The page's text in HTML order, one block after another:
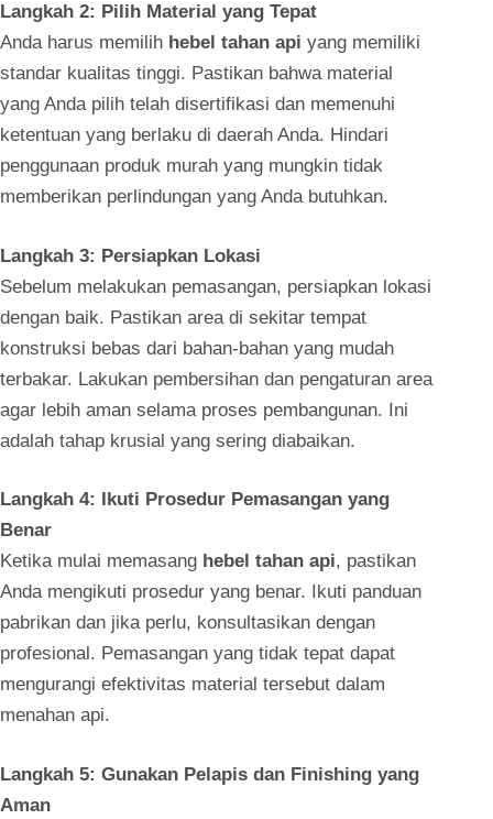
Langkah 2: Pilih Material yang Tepat
Anda harus memilih hebel tahan api yang memiliki
standar kualitas tinggi. Pastikan bahwa material
yang Anda pilih telah disertifikasi dan memenuhi
ketentuan yang berlaku di daerah Anda. Hindari
penggunaan produk murah yang mungkin tidak
memberikan perlindungan yang Anda butuhkan.
Langkah 3: Persiapkan Lokasi
Sebelum melakukan pemasangan, persiapkan lokasi
dengan baik. Pastikan area di sekitar tempat
konstruksi bebas dari bahan-bahan yang mudah
terbakar. Lakukan pembersihan dan pengaturan area
agar lebih aman selama proses pembangunan. Ini
adalah tahap krusial yang sering diabaikan.
Langkah 4: Ikuti Prosedur Pemasangan yang
Benar
Ketika mulai memasang hebel tahan api, pastikan
Anda mengikuti prosedur yang benar. Ikuti panduan
pabrikan dan jika perlu, konsultasikan dengan
profesional. Pemasangan yang tidak tepat dapat
mengurangi efektivitas material tersebut dalam
menahan api.
Langkah 5: Gunakan Pelapis dan Finishing yang
Aman